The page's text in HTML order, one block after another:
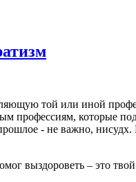
той или иной
профессиям, которые
- не важно,
выздороветь – это